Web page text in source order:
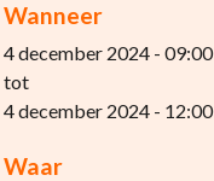
Wanneer
4 december 2024 - 09:00
tot
4 december 2024 - 12:00
Waar